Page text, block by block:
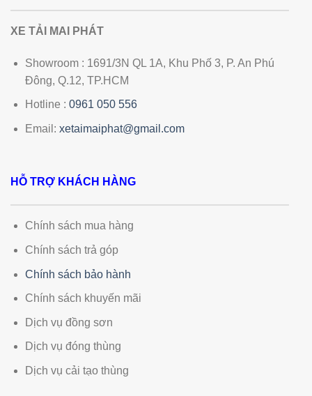
XE TẢI MAI PHÁT
Showroom : 1691/3N QL 1A, Khu Phố 3, P. An Phú
Đông, Q.12, TP.HCM
Hotline : 0961 050 556
Email: xetaimaiphat@gmail.com
HỖ TRỢ KHÁCH HÀNG
Chính sách mua hàng
Chính sách trả góp
Chính sách bảo hành
Chính sách khuyến mãi
Dịch vụ đồng sơn
Dịch vụ đóng thùng
Dịch vụ cải tạo thùng